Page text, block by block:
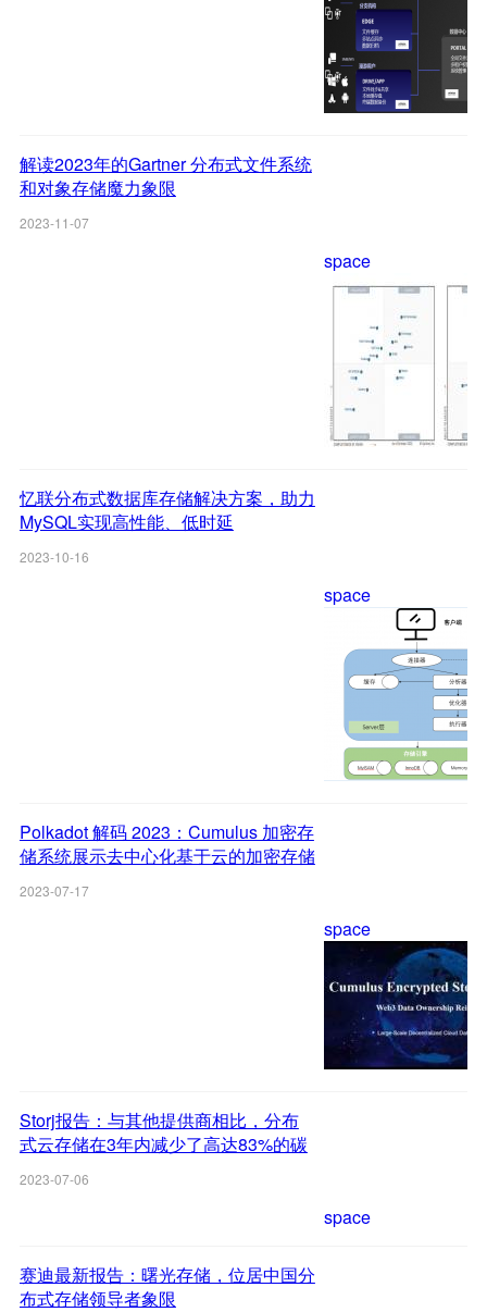
space
解读2023年的Gartner 分布式文件系统
和对象存储魔力象限
2023-11-07
space
忆联分布式数据库存储解决方案，助力
MySQL实现高性能、低时延
2023-10-16
space
Polkadot 解码 2023：Cumulus 加密存
储系统展示去中心化基于云的加密存储
2023-07-17
space
Storj报告：与其他提供商相比，分布
式云存储在3年内减少了高达83%的碳
2023-07-06
赛迪最新报告：曙光存储，位居中国分
布式存储领导者象限